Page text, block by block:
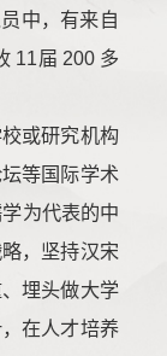
中，有来自
11届 200 多
或研究机构
等国际学术
为代表的中
，坚持汉宋
埋头做大学
在人才培养